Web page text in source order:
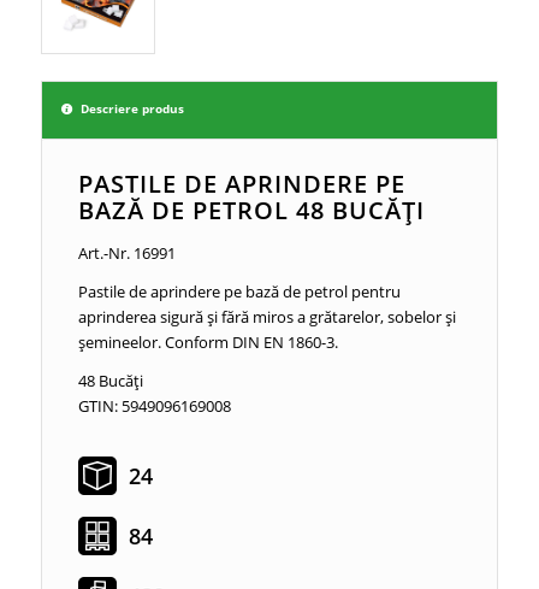
Descriere produs
PASTILE DE APRINDERE PE
BAZĂ DE PETROL 48 BUCĂȚI
Art.-Nr. 16991
Pastile de aprindere pe bază de petrol pentru
aprinderea sigură și fără miros a grătarelor, sobelor și
șemineelor. Conform DIN EN 1860-3.
48 Bucăți
GTIN: 5949096169008
24
84